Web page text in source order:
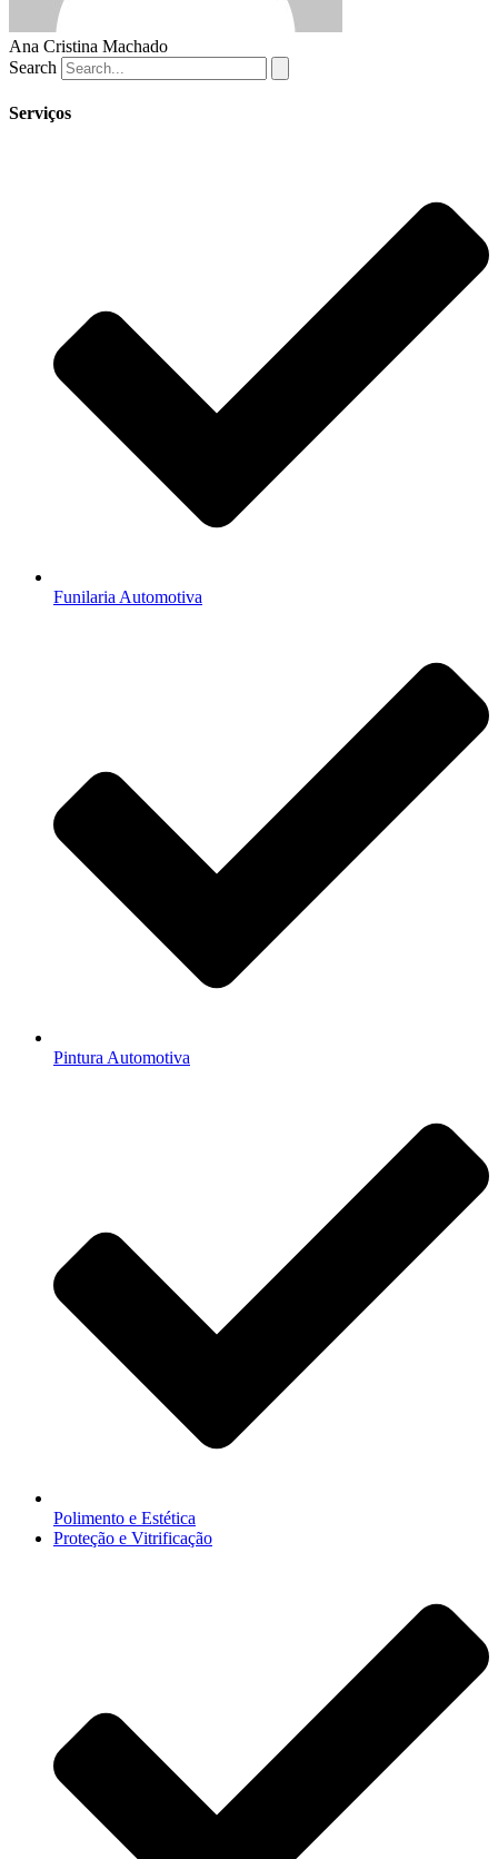
Ana Cristina Machado
Search
Serviços
Funilaria Automotiva
Pintura Automotiva
Polimento e Estética
Proteção e Vitrificação